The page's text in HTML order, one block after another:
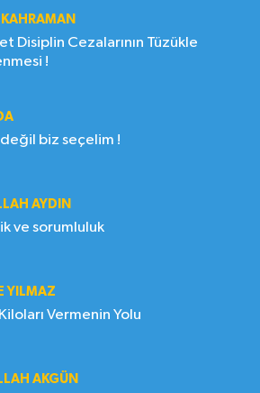
Disiplin Cezalarının Tüzükle
!
biz seçelim !
AYDIN
Gençlik ve sorumluluk
YILMAZ
Kiloları Vermenin Yolu
AKGÜN